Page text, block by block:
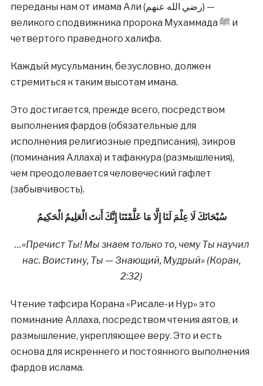
переданы нам от имама Али (رضي الله عنهم) —
великого сподвижника пророка Мухаммада ﷺ и
четвертого праведного халифа.
Каждый мусульманин, безусловно, должен
стремиться к таким высотам имана.
Это достигается, прежде всего, посредством
выполнения фардов (обязательные для
исполнения религиозные предписания), зикров
(поминания Аллаха) и тафаккура (размышления),
чем преодолевается человеческий гафлет
(забывчивость).
سُبْحَانَكَ لَا عِلْمَ لَنَا إِلَّا مَا عَلَّمْتَنَا إِنَّكَ أَنتَ الْعَلِيمُ الْحَكِيمُ
…«Пречист Ты! Мы знаем только то, чему Ты научил
нас. Воистину, Ты — Знающий, Мудрый» (Коран,
2:32)
Чтение тафсира Корана «Рисале-и Нур» это
поминание Аллаха, посредством чтения аятов, и
размышление, укрепляющее веру. Это и есть
основа для искреннего и постоянного выполнения
фардов ислама.